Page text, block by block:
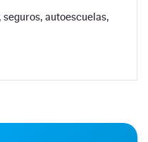
autoescuelas,